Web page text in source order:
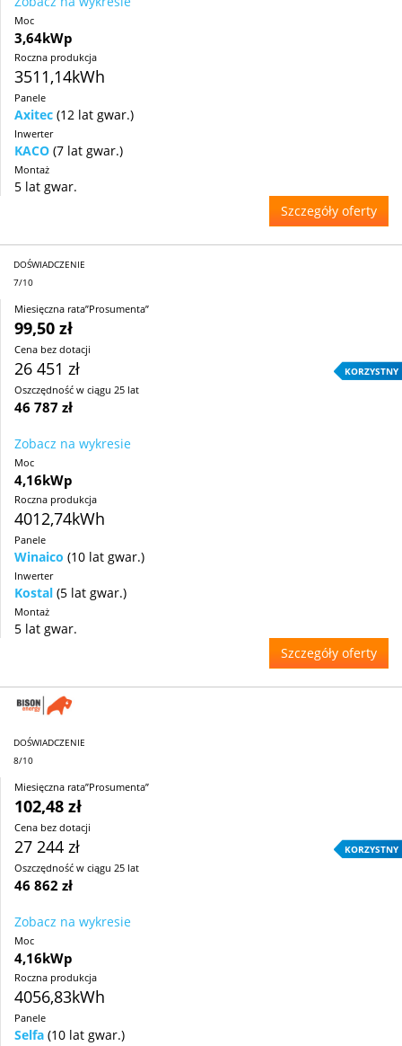
Moc
3,64kWp
Roczna produkcja
3511,14kWh
Panele
Axitec (12 lat gwar.)
Inwerter
KACO (7 lat gwar.)
Montaż
5 lat gwar.
Szczegóły oferty
DOŚWIADCZENIE
7/10
Miesięczna rata”Prosumenta”
99,50 zł
Cena bez dotacji
26 451 zł KORZYSTNY
Oszczędność w ciągu 25 lat
46 787 zł
Zobacz na wykresie
Moc
4,16kWp
Roczna produkcja
4012,74kWh
Panele
Winaico (10 lat gwar.)
Inwerter
Kostal (5 lat gwar.)
Montaż
5 lat gwar.
Szczegóły oferty
DOŚWIADCZENIE
8/10
Miesięczna rata”Prosumenta”
102,48 zł
Cena bez dotacji
27 244 zł KORZYSTNY
Oszczędność w ciągu 25 lat
46 862 zł
Zobacz na wykresie
Moc
4,16kWp
Roczna produkcja
4056,83kWh
Panele
Selfa (10 lat gwar.)